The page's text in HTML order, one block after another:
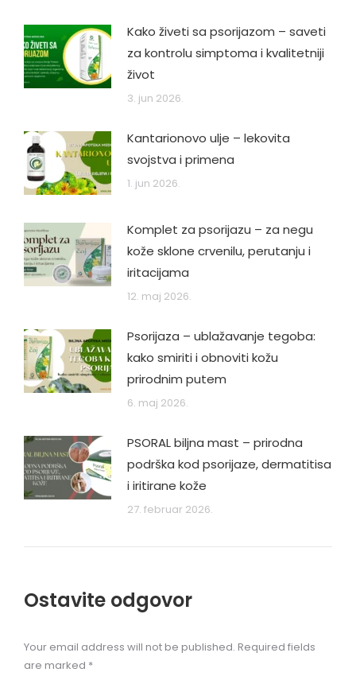
Kako živeti sa psorijazom – saveti
za kontrolu simptoma i kvalitetniji
život
3. jun 2026.
Kantarionovo ulje – lekovita
svojstva i primena
1. jun 2026.
Komplet za psorijazu – za negu
kože sklone crvenilu, perutanju i
iritacijama
12. maj 2026.
Psorijaza – ublažavanje tegoba:
kako smiriti i obnoviti kožu
prirodnim putem
6. maj 2026.
PSORAL biljna mast – prirodna
podrška kod psorijaze, dermatitisa
i iritirane kože
27. februar 2026.
Ostavite odgovor
Your email address will not be published. Required fields
are marked *